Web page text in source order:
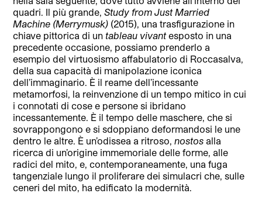
quadri. Il più grande,Study from Just Married
Machine (Merrymusk) (2015), una trasfigurazione in
chiave pittorica di un tableau vivantesposto in una
precedente occasione, possiamo prenderlo a
esempio del virtuosismo affabulatorio di Roccasalva,
della sua capacità di manipolazione iconica
dell’immaginario. È il reame dell’incessante
metamorfosi, la reinvenzione di un tempo mitico in cui
i connotati di cose e persone si ibridano
incessantemente. È il tempo delle maschere, che si
sovrappongono e si sdoppiano deformandosi le une
dentro le altre. È un’odissea a ritroso,nostos alla
ricerca di un’origine immemoriale delle forme, alle
radici del mito, e, contemporaneamente, una fuga
tangenziale lungo il proliferare dei simulacri che, sulle
ceneri del mito, ha edificato la modernità.